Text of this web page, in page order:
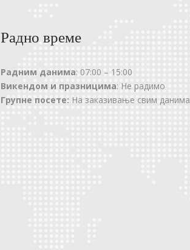
Радно време
Радним данима: 07:00 – 15:00
Викендом и празницима: Не радимо
Групне посете: На заказивање свим данима